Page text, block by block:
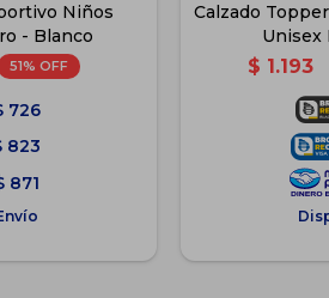
Niños
- Blanco
51
726
823
871
Calzado
Unisex
$ 1.193